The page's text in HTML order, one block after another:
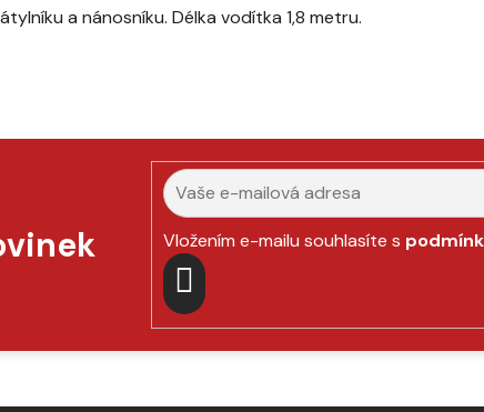
a nánosníku. Délka vodítka 1,8 metru.
Vložením e-mailu souhlasíte s
PŘIHLÁSIT
SE